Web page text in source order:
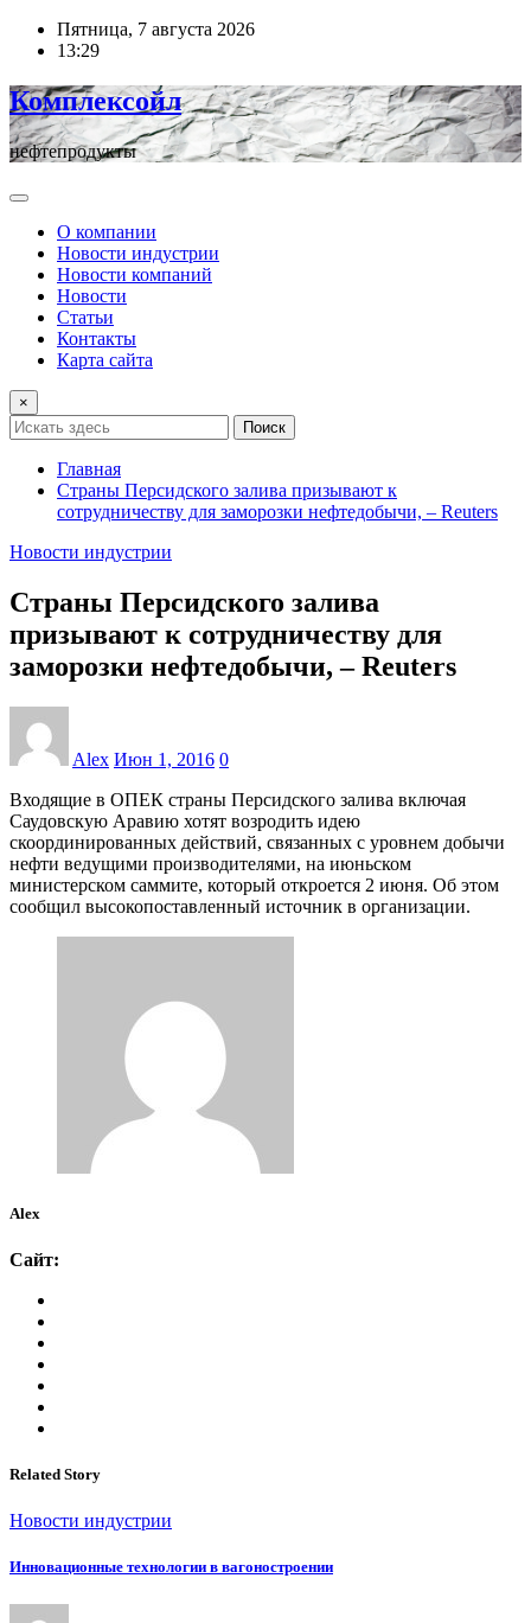
ПерейтиПятница, 7 августа 2026
13:29
Комплексойл
нефтепродукты
О компании
Новости индустрии
Новости компаний
Новости
Статьи
Контакты
Карта сайта
×
Поиск
Главная
Страны Персидского залива призывают к
сотрудничеству для заморозки нефтедобычи, – Reuters
Новости индустрии
Страны Персидского залива
призывают к сотрудничеству для
заморозки нефтедобычи, – Reuters
Alex Июн 1, 2016 0
Входящие в ОПЕК страны Персидского залива включая
Саудовскую Аравию хотят возродить идею
скоординированных действий, связанных с уровнем добычи
нефти ведущими производителями, на июньском
министерском саммите, который откроется 2 июня. Об этом
сообщил высокопоставленный источник в организации.
Alex
Сайт:
Related Story
Новости индустрии
Инновационные технологии в вагоностроении